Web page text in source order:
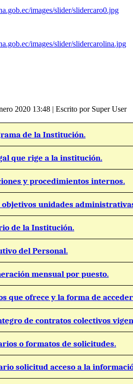
images/slider/slidercaro0.jpg
images/slider/slidercarolina.jpg
2020 13:48 | Escrito por Super User
de la Institución.
que rige a la institución.
y procedimientos internos.
objetivos unidades
de la Institución.
del Personal.
mensual por puesto.
que ofrece y la forma de
de contratos colectivos
o formatos de solicitudes.
solicitud acceso a la